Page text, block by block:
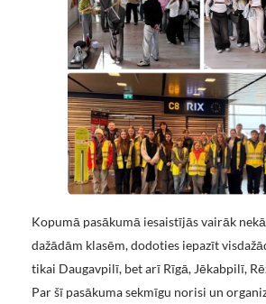
Kopumā pasākumā iesaistījās vairāk
dažādām klasēm, dodoties iepazīt
tikai Daugavpilī, bet arī Rīgā, Jēkabpilī,
Par šī pasākuma sekmīgu norisi un